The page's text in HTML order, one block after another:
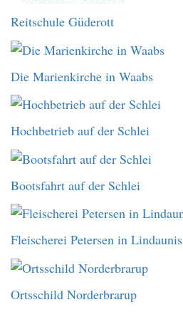
Reitschule Güderott
Die Marienkirche in Waabs
Hochbetrieb auf der Schlei
Bootsfahrt auf der Schlei
Fleischerei Petersen in Lindaunis
Ortsschild Norderbrarup